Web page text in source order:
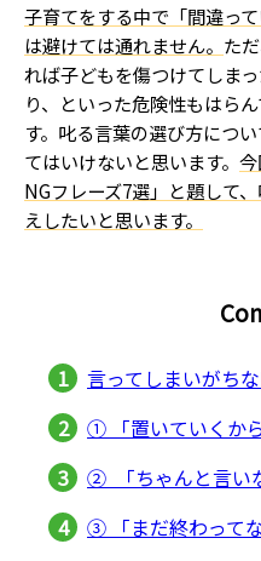
子育てをする中で「間違っ
は避けては通れません。 た
れば子どもを傷つけてしま
り、といった危険性もはら
す。叱る言葉の選び方につ
てはいけないと思います。
NGフレーズ7選」と題して
えしたいと思います。
言ってしまいがち
① 「置いていくから
② 「ちゃんと言い
③ 「まだ終わってな